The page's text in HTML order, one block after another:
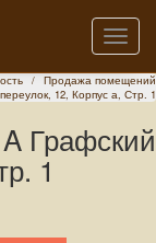
Toggle
Продажа помещений
12, Корпус а, Стр. 1
Графский
1